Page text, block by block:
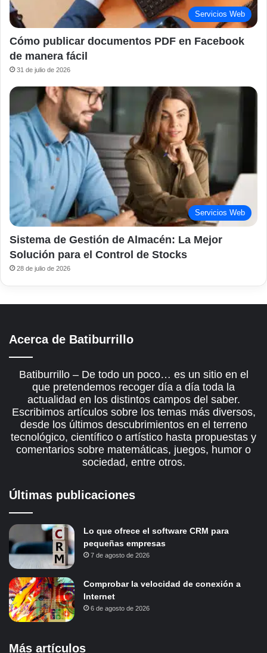
Servicios Web
Cómo publicar documentos PDF en Facebook
de manera fácil
31 de julio de 2026
Servicios Web
Sistema de Gestión de Almacén: La Mejor
Solución para el Control de Stocks
28 de julio de 2026
Acerca de Batiburrillo
Batiburrillo – De todo un poco… es un sitio en el
que pretendemos recoger día a día toda la
actualidad en los distintos campos del saber.
Escribimos artículos sobre los temas más diversos,
desde los últimos descubrimientos en el terreno
tecnológico, científico o artístico hasta propuestas y
comentarios sobre matemáticas, juegos, humor o
sociedad, entre otros.
Últimas publicaciones
Lo que ofrece el software CRM para
pequeñas empresas
7 de agosto de 2026
Comprobar la velocidad de conexión a
Internet
6 de agosto de 2026
Más artículos